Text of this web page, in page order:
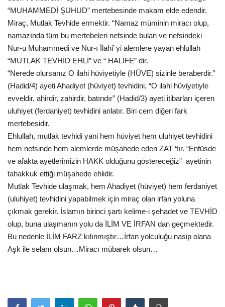
“MUHAMMEDİ ŞUHUD” mertebesinde makam elde edendir.
Miraç, Mutlak Tevhide ermektir. “Namaz müminin miracı olup,
namazında tüm bu mertebeleri nefsinde bulan ve nefsindeki
Nur-u Muhammedi ve Nur-ı İlahi’ yi alemlere yayan ehlullah
“MUTLAK TEVHİD EHLİ” ve “ HALİFE” dir.
“Nerede olursanız O ilahi hüviyetiyle (HÜVE) sizinle beraberdir.”
(Hadid/4) ayeti Ahadiyet (hüviyet) tevhidini, “O ilahi hüviyetiyle
evveldir, ahirdir, zahirdir, batındır” (Hadid/3) ayeti itibarları içeren
uluhiyet (ferdaniyet) tevhidini anlatır. Biri cem diğeri fark
mertebesidir.
Ehlullah, mutlak tevhidi yani hem hüviyet hem uluhiyet tevhidini
hem nefsinde hem alemlerde müşahede eden ZAT ‘tır. “Enfüsde
ve afakta ayetlerimizin HAKK olduğunu göstereceğiz” ayetinin
tahakkuk ettiği müşahede ehlidir.
Mutlak Tevhide ulaşmak, hem Ahadiyet (hüviyet) hem ferdaniyet
(uluhiyet) tevhidini yapabilmek için miraç olan irfan yoluna
çıkmak gerekir. İslamın birinci şartı kelime-i şehadet ve TEVHİD
olup, buna ulaşmanın yolu da İLİM VE İRFAN dan geçmektedir.
Bu nedenle İLİM FARZ kılınmıştır…İrfan yolculuğu nasip olana
Aşk ile selam olsun…Miracı mübarek olsun…